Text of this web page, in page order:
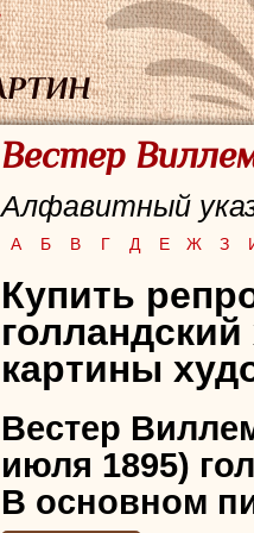
Вестер
Алфавитный
А Б В Г Д Е Ж З
Купить
картины
Вестер
июля 1895)
В основном